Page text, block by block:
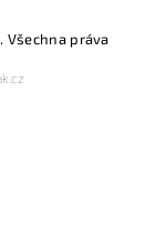
. Všechna práva